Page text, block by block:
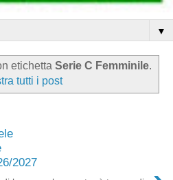
▼
etichetta Serie C Femminile.
tutti i post
2027